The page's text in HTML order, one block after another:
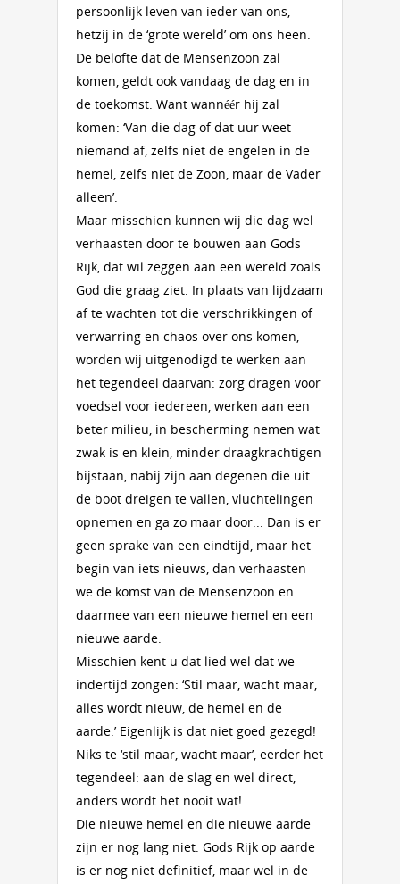
persoonlijk leven van ieder van ons,
hetzij in de ‘grote wereld’ om ons heen.
De belofte dat de Mensenzoon zal
komen, geldt ook vandaag de dag en in
de toekomst. Want wannéér hij zal
komen: ‘Van die dag of dat uur weet
niemand af, zelfs niet de engelen in de
hemel, zelfs niet de Zoon, maar de Vader
alleen’.
Maar misschien kunnen wij die dag wel
verhaasten door te bouwen aan Gods
Rijk, dat wil zeggen aan een wereld zoals
God die graag ziet. In plaats van lijdzaam
af te wachten tot die verschrikkingen of
verwarring en chaos over ons komen,
worden wij uitgenodigd te werken aan
het tegendeel daarvan: zorg dragen voor
voedsel voor iedereen, werken aan een
beter milieu, in bescherming nemen wat
zwak is en klein, minder draagkrachtigen
bijstaan, nabij zijn aan degenen die uit
de boot dreigen te vallen, vluchtelingen
opnemen en ga zo maar door... Dan is er
geen sprake van een eindtijd, maar het
begin van iets nieuws, dan verhaasten
we de komst van de Mensenzoon en
daarmee van een nieuwe hemel en een
nieuwe aarde.
Misschien kent u dat lied wel dat we
indertijd zongen: ‘Stil maar, wacht maar,
alles wordt nieuw, de hemel en de
aarde.’ Eigenlijk is dat niet goed gezegd!
Niks te ‘stil maar, wacht maar’, eerder het
tegendeel: aan de slag en wel direct,
anders wordt het nooit wat!
Die nieuwe hemel en die nieuwe aarde
zijn er nog lang niet. Gods Rijk op aarde
is er nog niet definitief, maar wel in de